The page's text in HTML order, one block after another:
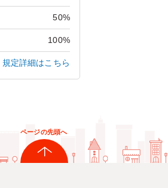
50%
100%
規定詳細はこちら
ページの先頭へ